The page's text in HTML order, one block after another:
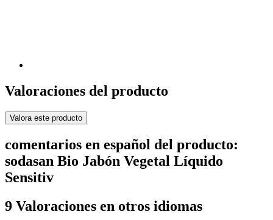
Valoraciones del producto
Valora este producto
comentarios en español del producto:
sodasan Bio Jabón Vegetal Líquido
Sensitiv
9 Valoraciones en otros idiomas